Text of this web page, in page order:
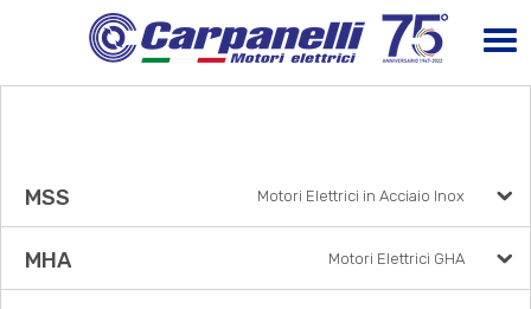
MSS Motori Elettrici in Acciaio Inox
MHA Motori Elettrici GHA